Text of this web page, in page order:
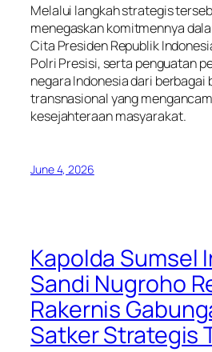
Melalui langkah strategis
menegaskan komitmennya
Cita Presiden Republik
Polri Presisi, serta penguatan
negara Indonesia dari berbagai
transnasional yang
kesejahteraan masyarakat.
June 4, 2026
Kapolda Sumsel
Sandi Nugroho
Rakernis
Satker Strategis